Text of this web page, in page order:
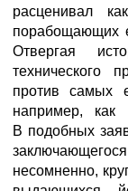
расценивал
порабощающих
Отвергая
технического
против самых
например, как
В подобных
несомненно,